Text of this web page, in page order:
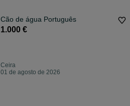
Cão de água Português
1.000 €
Ceira
01 de agosto de 2026